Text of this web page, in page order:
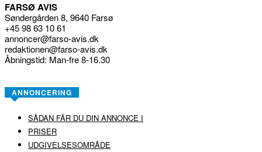
FARSØ AVIS
Søndergården 8, 9640 Farsø
+45 98 63 10 61
annoncer@farso-avis.dk
redaktionen@farso-avis.dk
Åbningstid: Man-fre 8-16.30
ANNONCERING
SÅDAN FÅR DU DIN ANNONCE I
PRISER
UDGIVELSESOMRÅDE